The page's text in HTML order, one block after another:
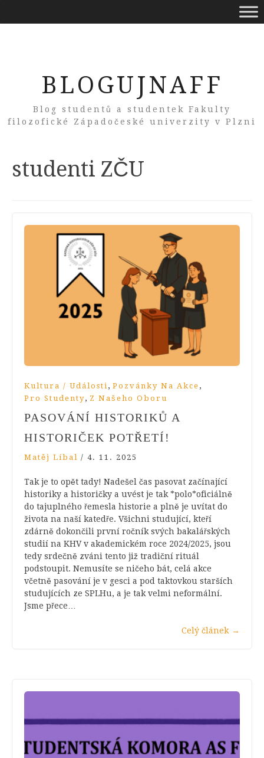
BLOGUJNAFF
Blog studentů a studentek Fakulty
filozofické Západočeské univerzity v Plzni
Tag:
studenti ZČU
Kultura / Události , Pozvánky Na Akce ,
Pro Studenty, Z Našeho Oboru
PASOVÁNÍ HISTORIKŮ A
HISTORIČEK POTŘETÍ!
Matěj Líbal / 4. 11. 2025
Tak je to opět tady! Nadešel čas pasovat začínající
historiky a historičky a uvést je tak *polo*oficiálně
do tajuplného řemesla historie a plně je uvítat do
života na naší katedře. Všichni studující, kteří
zdárně dokončili první ročník svých bakalářských
studií na KHV v akademickém roce 2024/2025, jsou
tedy srdečně zváni tento již tradiční rituál
podstoupit. Nemusíte se ničeho bát, celá akce
včetně pasování je v gesci a pod taktovkou starších
studujících ze SPLHu, a je tak velmi neformální.
Jsme přece…
Celý článek →